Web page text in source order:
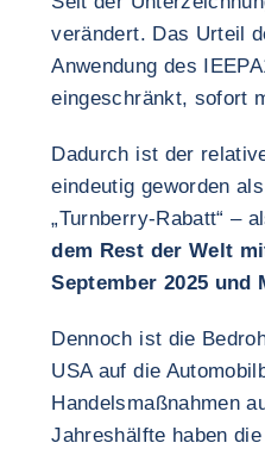
verändert. Das Urteil
Anwendung des
eingeschränkt, sofort
Dadurch ist der
eindeutig geworden
„Turnberry-Rabatt“ –
dem Rest der Welt
September 2025 und
Dennoch ist die
USA auf die
Handelsmaßnahmen
Jahreshälfte haben